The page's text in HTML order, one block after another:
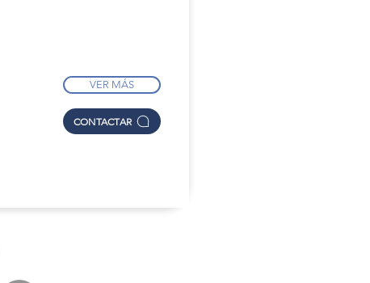
VER MÁS
CONTACTAR